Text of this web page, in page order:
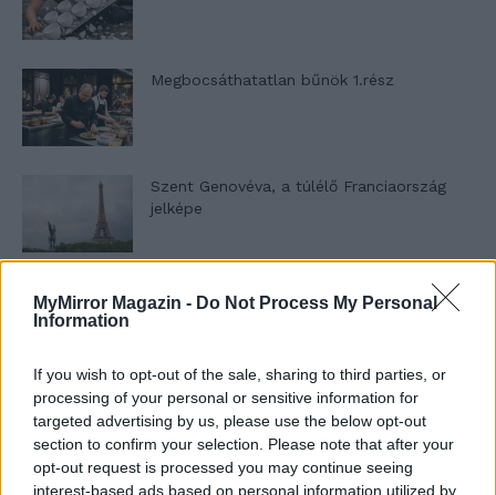
MyMirror Magazin - Do Not Process My Personal
Information
If you wish to opt-out of the sale, sharing to third parties, or
processing of your personal or sensitive information for
targeted advertising by us, please use the below opt-out
section to confirm your selection. Please note that after your
opt-out request is processed you may continue seeing
interest-based ads based on personal information utilized by
Megbocsáthatatlan bűnök 1.rész
Szent Genovéva, a túlélő Franciaország
jelképe
Minka 12. rész
Minka 11. rész